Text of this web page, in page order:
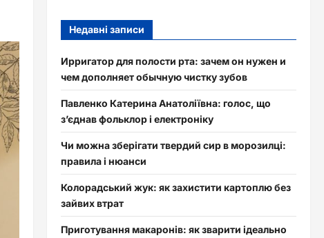
Недавні записи
Ирригатор для полости рта: зачем он нужен и
чем дополняет обычную чистку зубов
Павленко Катерина Анатоліївна: голос, що
з’єднав фольклор і електроніку
Чи можна зберігати твердий сир в морозилці:
правила і нюанси
Колорадський жук: як захистити картоплю без
зайвих втрат
Приготування макаронів: як зварити ідеально